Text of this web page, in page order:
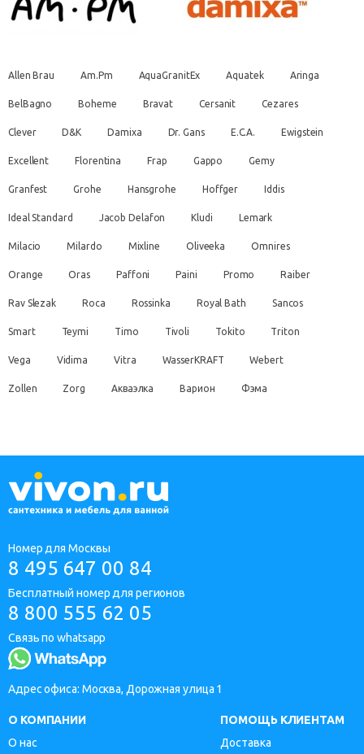
Allen Brau Am.Pm AquaGranitEx Aquatek Aringa
BelBagno Boheme Bravat Cersanit Cezares
Clever D&K Damixa Dr. Gans E.C.A. Ewigstein
Excellent Florentina Frap Gappo Gemy
Granfest Grohe Hansgrohe Hoffger Iddis
Ideal Standard Jacob Delafon Kludi Lemark
Milacio Milardo Mixline Oliveeka Omnires
Orange Oras Paffoni Paini Promo Raiber
Rav Slezak Roca Rossinka Royal Bath Sancos
Smart Teymi Timo Tivoli Tokito Triton
Vega Vidima Vitra WasserKRAFT Webert
Zollen Zorg Акваэлка Варион Фэма
Номер для Москвы
8 495 647 00 84
Бесплатный номер для регионов
8 800 555 62 05
Связь по whatsapp
Адрес офиса: Москва, Дорожная улица 1
О КОМПАНИИ
О нас
ПОМОЩЬ КЛИЕНТАМ
Доставка